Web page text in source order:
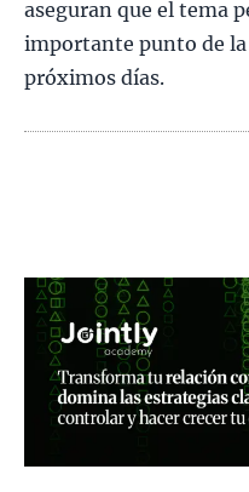
aseguran que el tema
importante punto de
próximos días.